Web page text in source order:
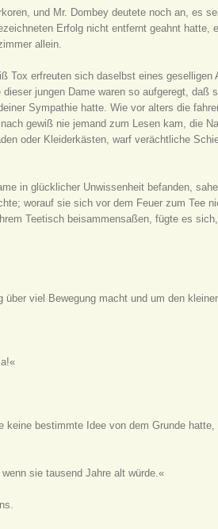
und Mr. Dombey deutete noch an, es
Erfolg nicht entfernt geahnt
allein.
erfreuten sich daselbst eines
jungen Dame waren so aufgeregt,
Sympathie hatte. Wie vor alters die
gewiß nie jemand zum Lesen kam, die
oder Kleiderkästen, warf verächtliche
in glücklicher Unwissenheit befanden,
worauf sie sich vor dem Feuer zum Tee
Teetisch beisammensaßen, fügte es
viel Bewegung macht und um den
bestimmte Idee von dem Grunde
sie tausend Jahre alt würde.«